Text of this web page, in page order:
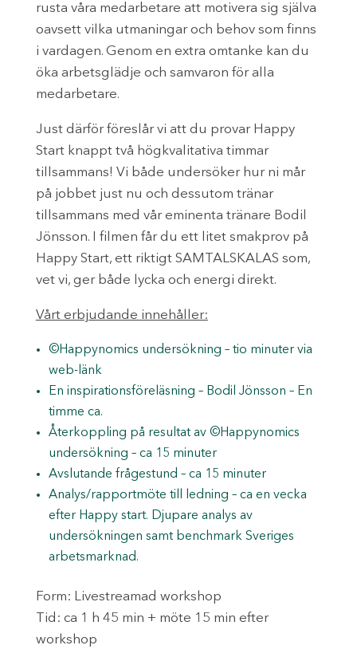
rusta våra medarbetare att motivera sig själva
oavsett vilka utmaningar och behov som finns
i vardagen. Genom en extra omtanke kan du
öka arbetsglädje och samvaron för alla
medarbetare.
Just därför föreslår vi att du provar Happy
Start knappt två högkvalitativa timmar
tillsammans! Vi både undersöker hur ni mår
på jobbet just nu och dessutom tränar
tillsammans med vår eminenta tränare Bodil
Jönsson. I filmen får du ett litet smakprov på
Happy Start, ett riktigt SAMTALSKALAS som,
vet vi, ger både lycka och energi direkt.
Vårt erbjudande innehåller:
©Happynomics undersökning – tio minuter via
web-länk
En inspirationsföreläsning – Bodil Jönsson – En
timme ca.
Återkoppling på resultat av ©Happynomics
undersökning – ca 15 minuter
Avslutande frågestund – ca 15 minuter
Analys/rapportmöte till ledning – ca en vecka
efter Happy start. Djupare analys av
undersökningen samt benchmark Sveriges
arbetsmarknad.
Form: Livestreamad workshop
Tid: ca 1 h 45 min + möte 15 min efter
workshop